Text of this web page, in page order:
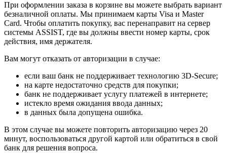
При оформлении заказа в корзине вы можете выбрать вариант
безналичной оплаты. Мы принимаем карты Visa и Master
Card. Чтобы оплатить покупку, вас перенаправит на сервер
системы ASSIST, где вы должны ввести номер карты, срок
действия, имя держателя.
Вам могут отказать от авторизации в случае:
если ваш банк не поддерживает технологию 3D-Secure;
на карте недостаточно средств для покупки;
банк не поддерживает услугу платежей в интернете;
истекло время ожидания ввода данных;
в данных была допущена ошибка.
В этом случае вы можете повторить авторизацию через 20
минут, воспользоваться другой картой или обратиться в свой
банк для решения вопроса.